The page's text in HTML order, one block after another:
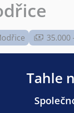
35.000
Tahle